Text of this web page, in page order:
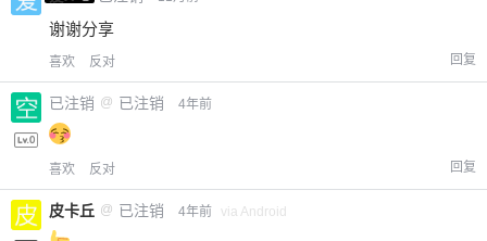
谢谢分享
喜欢 反对 回复
已注销 @ 已注销 4年前
喜欢 反对 回复
皮卡丘 @ 已注销 4年前 via Android